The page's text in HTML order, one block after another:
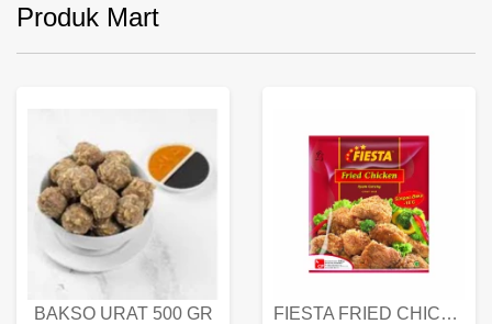
Produk Mart
BAKSO URAT 500 GR FIESTA FRIED CHICKEN 500 GR